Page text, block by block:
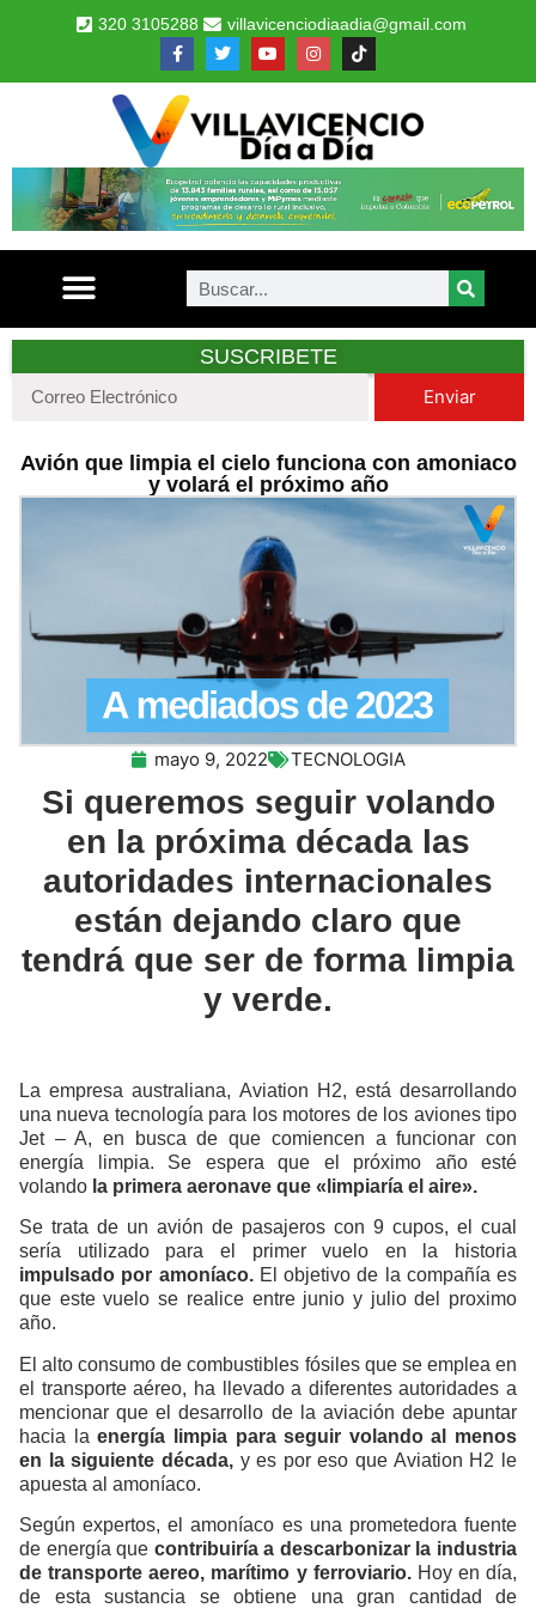
320 3105288 villavicenciodiaadia@gmail.com
SUSCRIBETE
Enviar
Avión que limpia el cielo funciona con amoniaco
y volará el próximo año
mayo 9, 2022 TECNOLOGIA
Si queremos seguir volando
en la próxima década las
autoridades internacionales
están dejando claro que
tendrá que ser de forma limpia
y verde.
La empresa australiana, Aviation H2, está desarrollando
una nueva tecnología para los motores de los aviones tipo
Jet – A, en busca de que comiencen a funcionar con
energía limpia. Se espera que el próximo año esté
volando la primera aeronave que «limpiaría el aire».
Se trata de un avión de pasajeros con 9 cupos, el cual
sería utilizado para el primer vuelo en la historia
impulsado por amoníaco.El objetivo de la compañía es
que este vuelo se realice entre junio y julio del proximo
año.
El alto consumo de combustibles fósiles que se emplea en
el transporte aéreo, ha llevado a diferentes autoridades a
mencionar que el desarrollo de la aviación debe apuntar
hacia laenergía limpia para seguir volando al menos
en la siguiente década,y es por eso que Aviation H2 le
apuesta al amoníaco.
Según expertos, el amoníaco es una prometedora fuente
de energía que contribuiría a descarbonizar la industria
de transporte aereo, marítimo y ferroviario.Hoy en día,
de esta sustancia se obtiene una gran cantidad de